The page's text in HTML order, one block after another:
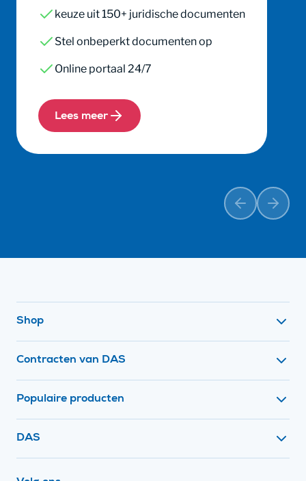
keuze uit 150+ juridische documenten
Stel onbeperkt documenten op
Online portaal 24/7
Lees meer
Vorige
Shop
Contracten van DAS
Populaire producten
Contact met
DAS